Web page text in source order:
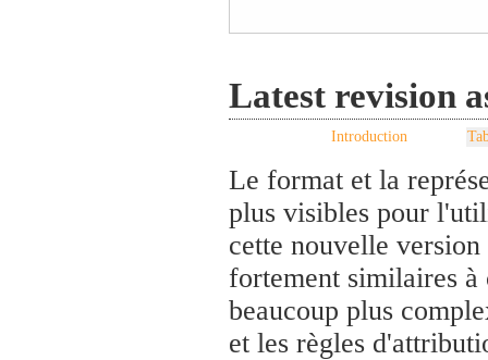
Latest revision
Introduction
Le format et la
plus visibles pour
cette nouvelle
fortement similaires à
beaucoup plus
et les règles